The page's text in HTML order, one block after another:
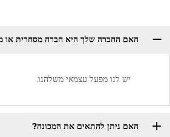
האם החברה שלך היא חברה מסחרית או
יש לנו מפעל עצמאי משלהנו.
האם ניתן להתאים את המכונה?